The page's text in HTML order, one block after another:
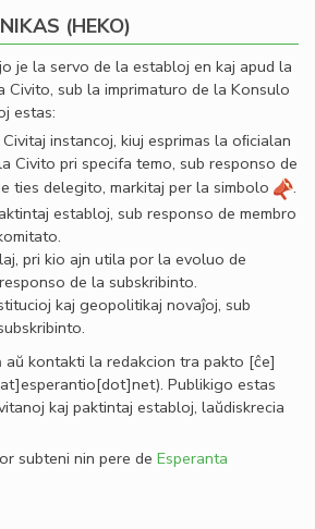
(HEKO)
je la servo de la establoj en kaj apud la
Civito, sub la imprimaturo de la Konsulo
estas:
instancoj, kiuj esprimas la oﬁcialan
Civito pri specifa temo, sub responso de
ties delegito, markitaj per la simbolo
.
establoj, sub responso de membro
pri kio ajn utila por la evoluo de
de la subskribinto.
kaj geopolitikaj novaĵoj, sub
aŭ kontakti la redakcion tra pakto [ĉe]
. Publikigo estas
kaj paktintaj establoj, laŭdiskrecia
subteni nin pere de Esperanta